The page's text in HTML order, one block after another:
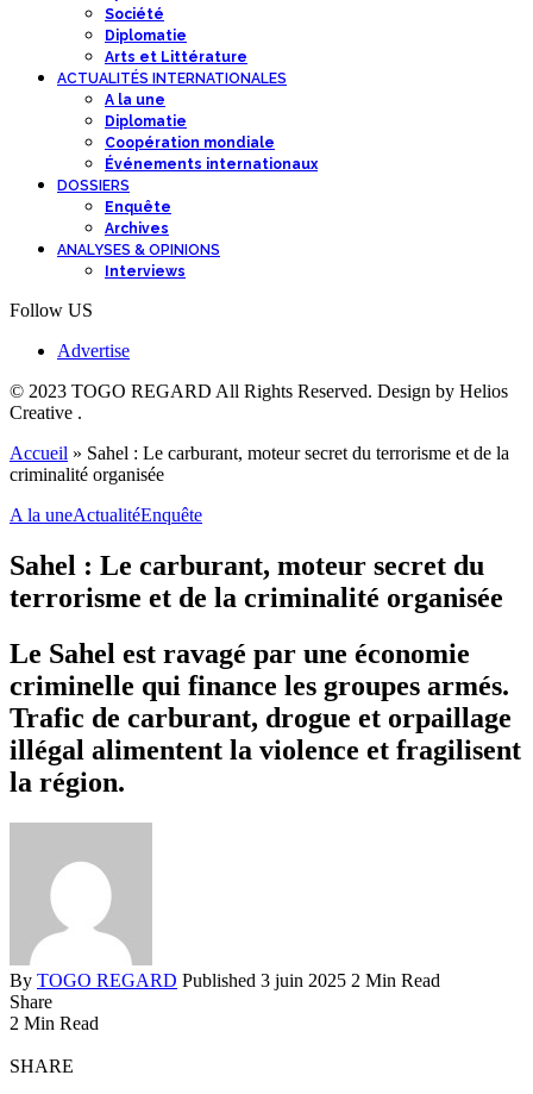
Société
Diplomatie
Arts et Littérature
ACTUALITÉS INTERNATIONALES
A la une
Diplomatie
Coopération mondiale
Événements internationaux
DOSSIERS
Enquête
Archives
ANALYSES & OPINIONS
Interviews
Follow US
Advertise
© 2023 TOGO REGARD All Rights Reserved. Design by Helios
Creative .
Accueil » Sahel : Le carburant, moteur secret du terrorisme et de la
criminalité organisée
A la uneActualitéEnquête
Sahel : Le carburant, moteur secret du
terrorisme et de la criminalité organisée
Le Sahel est ravagé par une économie
criminelle qui finance les groupes armés.
Trafic de carburant, drogue et orpaillage
illégal alimentent la violence et fragilisent
la région.
By TOGO REGARD Published 3 juin 2025 2 Min Read
Share
2 Min Read
SHARE